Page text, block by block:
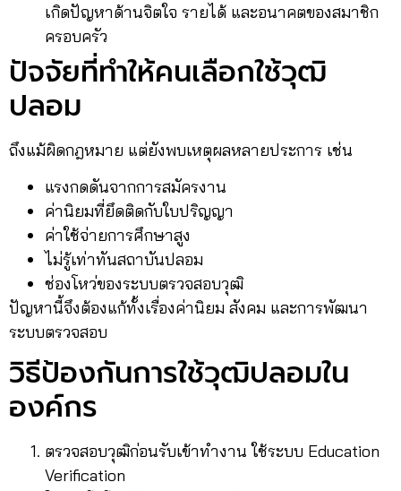
เกิดปัญหาด้านจิตใจ รายได้ และอนาคตของสมาชิก
ครอบครัว
ปัจจัยที่ทำให้คนเลือกใช้วุฒิ
ปลอม
ถึงแม้ผิดกฎหมาย แต่ยังพบเหตุผลหลายประการ เช่น
แรงกดดันจากการสมัครงาน
ค่านิยมที่ยึดติดกับใบปริญญา
ค่าใช้จ่ายการศึกษาสูง
ไม่รู้เท่าทันสถาบันปลอม
ช่องโหว่ของระบบตรวจสอบวุฒิ
ปัญหานี้จึงต้องแก้ทั้งเรื่องค่านิยม สังคม และการพัฒนา
ระบบตรวจสอบ
วิธีป้องกันการใช้วุฒิปลอมใน
องค์กร
ตรวจสอบวุฒิก่อนรับเข้าทำงาน ใช้ระบบ Education
Verification